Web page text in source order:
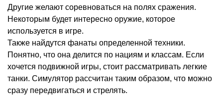
Другие желают соревноваться на полях сражения.
Некоторым будет интересно оружие, которое
используется в игре.
Также найдутся фанаты определенной техники.
Понятно, что она делится по нациям и классам. Если
хочется подвижной игры, стоит рассматривать легкие
танки. Симулятор рассчитан таким образом, что можно
сразу передвигаться и стрелять.